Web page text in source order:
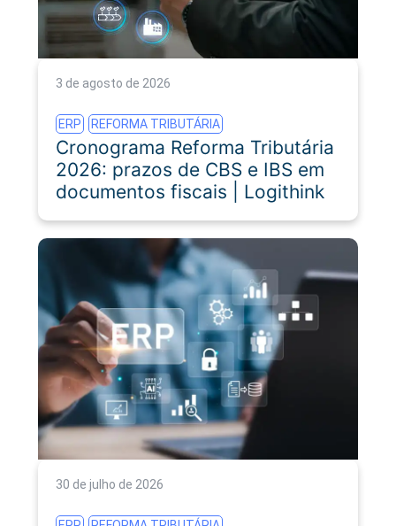
3 de agosto de 2026
ERP REFORMA TRIBUTÁRIA
Cronograma Reforma Tributária
2026: prazos de CBS e IBS em
documentos fiscais | Logithink
30 de julho de 2026